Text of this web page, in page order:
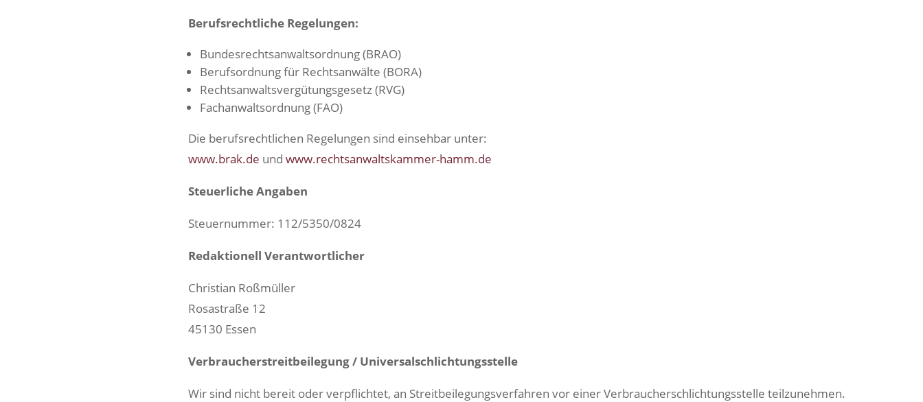
Berufsrechtliche Regelungen:
Bundesrechtsanwaltsordnung (BRAO)
Berufsordnung für Rechtsanwälte (BORA)
Rechtsanwaltsvergütungsgesetz (RVG)
Fachanwaltsordnung (FAO)
Die berufsrechtlichen Regelungen sind einsehbar unter:
www.brak.de undwww.rechtsanwaltskammer-hamm.de
Steuerliche Angaben
Steuernummer: 112/5350/0824
Redaktionell Verantwortlicher
Christian Roßmüller
Rosastraße 12
45130 Essen
Verbraucher­streit­beilegung / Universal­schlichtungs­stelle
Wir sind nicht bereit oder verpflichtet, an Streitbeilegungsverfahren vor einer Verbraucherschlichtungsstelle teilzunehmen.